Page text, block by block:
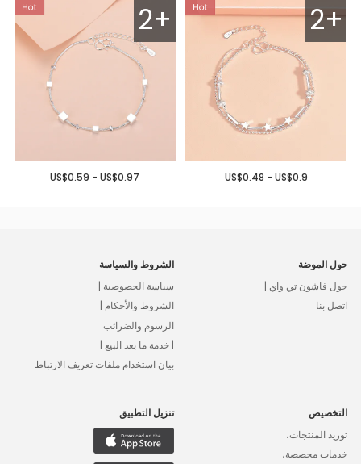
2+
US$0.48 - US$0.9
2+
US$0.59 - US$0.97
حول الموضة
حول فاشون تي واي |
اتصل بنا
الشروط والسياسة
سياسة الخصوصية |
الشروط والأحكام |
الرسوم والضرائب
| خدمة ما بعد البيع |
بيان استخدام ملفات تعريف الارتباط
التخصيص
توريد المنتجات،
خدمات مخصصة،
تنزيل التطبيق